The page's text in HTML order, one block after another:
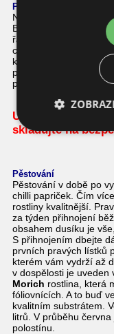
Podrobnosti o této chilli
Naha Morich je
Bangladéš. Pálivost
řadí k nejpálivějším
chuťově, dostane Vás
kuchyni jak čerstvou,
pokrmy. Tuto papričku
plody dosáhnou sytě
Upozornění: při
skladujte na
Pěstování
Pěstování v době po
chilli papriček. Čím
rostliny kvalitnější.
za týden přihnojení
obsahem dusíku je
S přihnojením dbejte
prvních pravých lístků
kterém vám vydrží až
v dospělosti je uveden
Morich rostlina, která
fóliovnících. A to buď
kvalitním substrátem.
litrů. V průběhu
polostínu.